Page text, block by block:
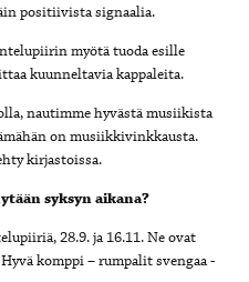
positiivista signaalia.
myötä tuoda esille
kuunneltavia kappaleita.
nautimme hyvästä musiikista
on musiikkivinkkausta.
kirjastoissa.
syksyn aikana?
28.9. ja 16.11. Ne ovat
komppi – rumpalit svengaa -